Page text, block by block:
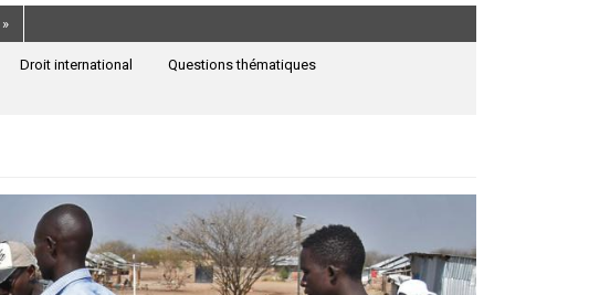
Nations
Droit international
Questions thématiques
»